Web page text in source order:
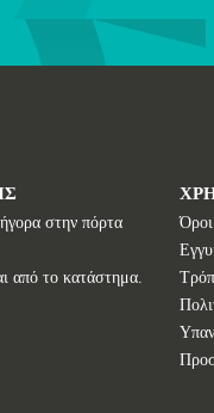
στην πόρτα
από το κατάστημα.